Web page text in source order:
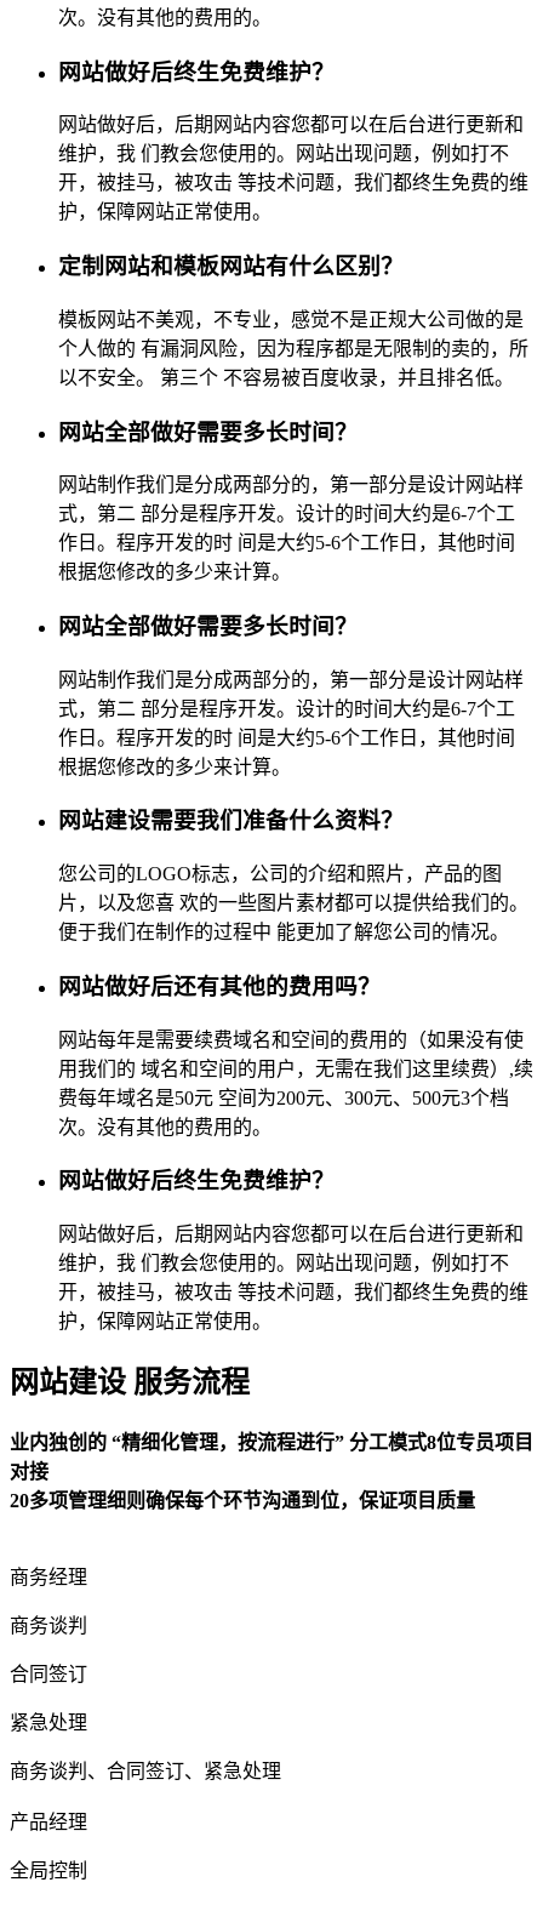
次。没有其他的费用的。
网站做好后终生免费维护？
网站做好后，后期网站内容您都可以在后台进行更新和
维护，我 们教会您使用的。网站出现问题，例如打不
开，被挂马，被攻击 等技术问题，我们都终生免费的维
护，保障网站正常使用。
定制网站和模板网站有什么区别？
模板网站不美观，不专业，感觉不是正规大公司做的是
个人做的 有漏洞风险，因为程序都是无限制的卖的，所
以不安全。 第三个 不容易被百度收录，并且排名低。
网站全部做好需要多长时间？
网站制作我们是分成两部分的，第一部分是设计网站样
式，第二 部分是程序开发。设计的时间大约是6-7个工
作日。程序开发的时 间是大约5-6个工作日，其他时间
根据您修改的多少来计算。
网站全部做好需要多长时间？
网站制作我们是分成两部分的，第一部分是设计网站样
式，第二 部分是程序开发。设计的时间大约是6-7个工
作日。程序开发的时 间是大约5-6个工作日，其他时间
根据您修改的多少来计算。
网站建设需要我们准备什么资料？
您公司的LOGO标志，公司的介绍和照片，产品的图
片，以及您喜 欢的一些图片素材都可以提供给我们的。
便于我们在制作的过程中 能更加了解您公司的情况。
网站做好后还有其他的费用吗？
网站每年是需要续费域名和空间的费用的（如果没有使
用我们的 域名和空间的用户，无需在我们这里续费）,续
费每年域名是50元 空间为200元、300元、500元3个档
次。没有其他的费用的。
网站做好后终生免费维护？
网站做好后，后期网站内容您都可以在后台进行更新和
维护，我 们教会您使用的。网站出现问题，例如打不
开，被挂马，被攻击 等技术问题，我们都终生免费的维
护，保障网站正常使用。
网站建设 服务流程
业内独创的 “精细化管理，按流程进行” 分工模式8位专员项目
对接
20多项管理细则确保每个环节沟通到位，保证项目质量
商务经理
商务谈判
合同签订
紧急处理
商务谈判、合同签订、紧急处理
产品经理
全局控制